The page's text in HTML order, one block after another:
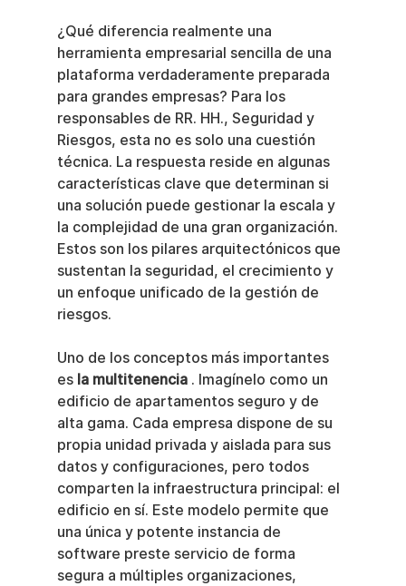
¿Qué diferencia realmente una
herramienta empresarial sencilla de una
plataforma verdaderamente preparada
para grandes empresas? Para los
responsables de RR. HH., Seguridad y
Riesgos, esta no es solo una cuestión
técnica. La respuesta reside en algunas
características clave que determinan si
una solución puede gestionar la escala y
la complejidad de una gran organización.
Estos son los pilares arquitectónicos que
sustentan la seguridad, el crecimiento y
un enfoque unificado de la gestión de
riesgos.
Uno de los conceptos más importantes
es la multitenencia . Imagínelo como un
edificio de apartamentos seguro y de
alta gama. Cada empresa dispone de su
propia unidad privada y aislada para sus
datos y configuraciones, pero todos
comparten la infraestructura principal: el
edificio en sí. Este modelo permite que
una única y potente instancia de
software preste servicio de forma
segura a múltiples organizaciones,